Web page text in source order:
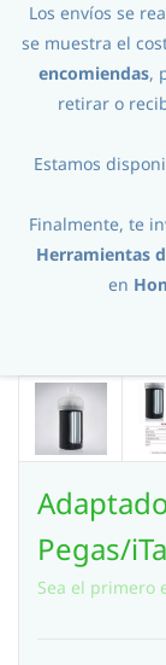
Adaptador
Pegas/
Sea el primero
Los envíos se
se muestra el
encomiendas,
retirar o
Estamos
Finalmente, te
Herramientas
en